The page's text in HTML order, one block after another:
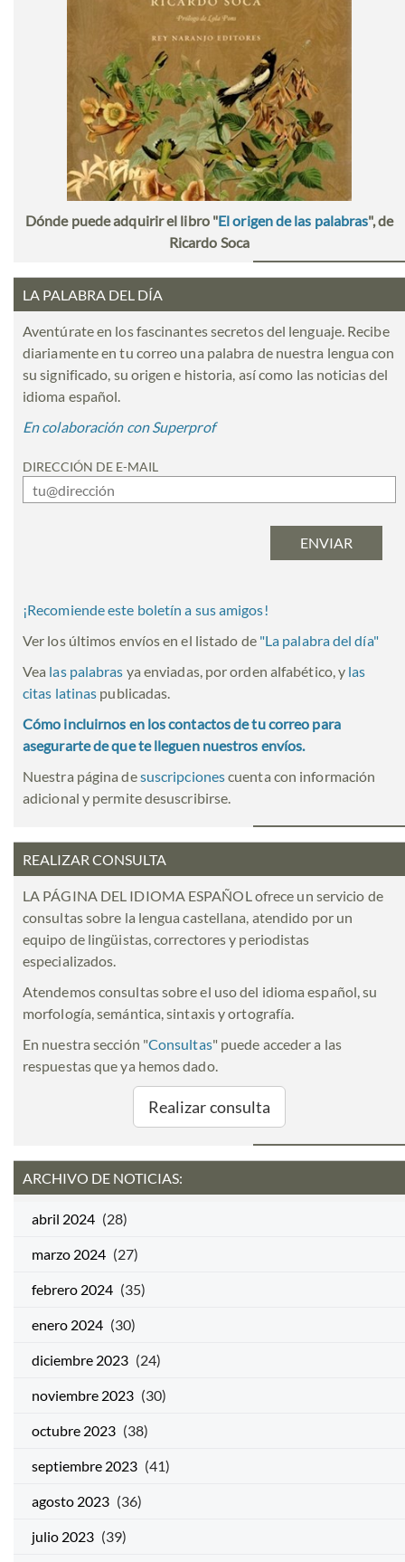
Dónde puede adquirir el libro "El origen de las palabras", de
Ricardo Soca
LA PALABRA DEL DÍA
Aventúrate en los fascinantes secretos del lenguaje. Recibe
diariamente en tu correo una palabra de nuestra lengua con
su significado, su origen e historia, así como las noticias del
idioma español.
En colaboración con Superprof
DIRECCIÓN DE E-MAIL
¡Recomiende este boletín a sus amigos!
Ver los últimos envíos en el listado de "La palabra del día"
Vea las palabras ya enviadas, por orden alfabético, y las
citas latinas publicadas.
Cómo incluirnos en los contactos de tu correo para
asegurarte de que te lleguen nuestros envíos.
Nuestra página desuscripcionescuenta con información
adicional y permite desuscribirse.
REALIZAR CONSULTA
LA PÁGINA DEL IDIOMA ESPAÑOL ofrece un servicio de
consultas sobre la lengua castellana, atendido por un
equipo de lingüistas, correctores y periodistas
especializados.
Atendemos consultas sobre el uso del idioma español, su
morfología, semántica, sintaxis y ortografía.
En nuestra sección "Consultas" puede acceder a las
respuestas que ya hemos dado.
Realizar consulta
ARCHIVO DE NOTICIAS:
abril 2024 (28)
marzo 2024 (27)
febrero 2024 (35)
enero 2024 (30)
diciembre 2023 (24)
noviembre 2023 (30)
octubre 2023 (38)
septiembre 2023 (41)
agosto 2023 (36)
julio 2023 (39)